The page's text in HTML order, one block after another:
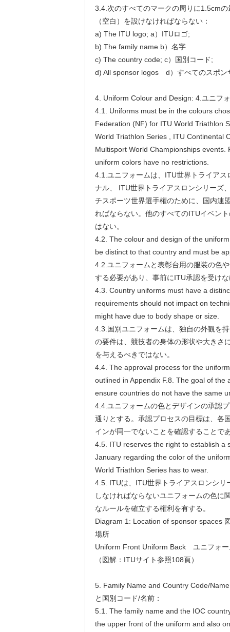
3.4.次のすべてのマークの周りに1.5cm
（空白）を設けなければならない：
a) The ITU logo; a）ITUロゴ;
b) The family name b）名字
c) The country code; c）国別コード;
d) All sponsor logos d）すべてのスポン
4. Uniform Colour and Design: 4.ユニフ
4.1. Uniforms must be in the colours
Federation (NF) for ITU World Triathlon
World Triathlon Series , ITU Continental
Multisport World Championships events.
uniform colors have no restrictions.
4.1.ユニフォームは、ITU世界トライア
ナル、 ITU世界トライアスロンシリーズ
チスポーツ世界選手権のために、国内連
ればならない。他のすべてのITUイベン
はない。
4.2. The colour and design of the
be distinct to that country and must be
4.2.ユニフォームと表彰台用の服装の色
する必要があり、事前にITU承認を受け
4.3. Country uniforms must have a
requirements should not impact on
might have due to body shape or size.
4.3.国別ユニフォームは、独自の外観を
の要件は、競技者の身体の形状や大きさ
を与えるべきではない。
4.4. The approval process for the
outlined in Appendix F.8. The goal of the
ensure countries do not have the same
4.4.ユニフォームの色とデザインの承認
通りとする。承認プロセスの目標は、各
インが同一でないことを確認することで
4.5. ITU reserves the right to establish a
January regarding the color of the
World Triathlon Series has to wear.
4.5. ITUは、ITU世界トライアスロンシリ
しなければならないユニフォームの色に
なルールを確立する権利を有する。
Diagram 1: Location of sponsor spaces
場所
Uniform Front Uniform Back ユニフォー
（図解：ITUサイト参照108頁）
5. Family Name and Country Code/
と国別コード/名前：
5.1. The family name and the IOC
the upper front of the uniform and also